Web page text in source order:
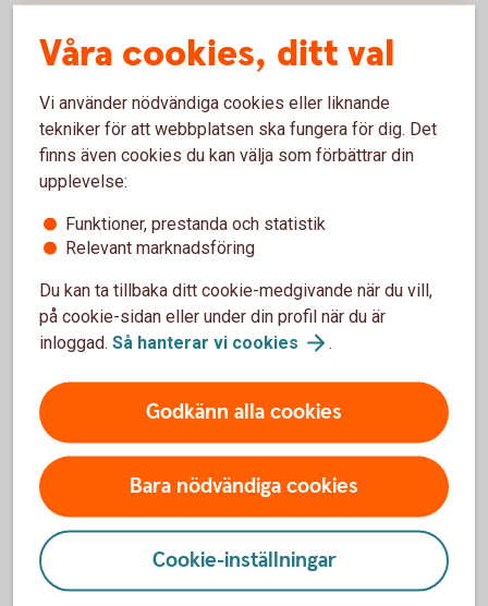
Villkor
Vill du kunna logga in hos oss?
två olika BankID att välja mellan. Mobilt BankID om du vill
identifiera dig på mobilen eller BankID på kort om du
föredrar datorn (ej till nyförsäljning hos oss). Du kan också
använda säkerhetsdosa.
Mobilt BankID
Mobilt BankID har du på din mobil. Läs om hur du beställer
det BankID och ta del av frågor och svar.
MobiltBankID
Våra cookies, ditt val
Vi använder nödvändiga cookies eller liknande
tekniker för att webbplatsen ska fungera för dig. Det
finns även cookies du kan välja som förbättrar din
upplevelse:
Funktioner, prestanda och statistik
Relevant marknadsföring
Du kan ta tillbaka ditt cookie-medgivande när du vill,
på cookie-sidan eller under din profil när du är
inloggad. Så hanterar vi cookies .
Godkänn alla cookies
Bara nödvändiga cookies
Cookie-inställningar